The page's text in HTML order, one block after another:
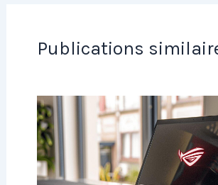
Publications